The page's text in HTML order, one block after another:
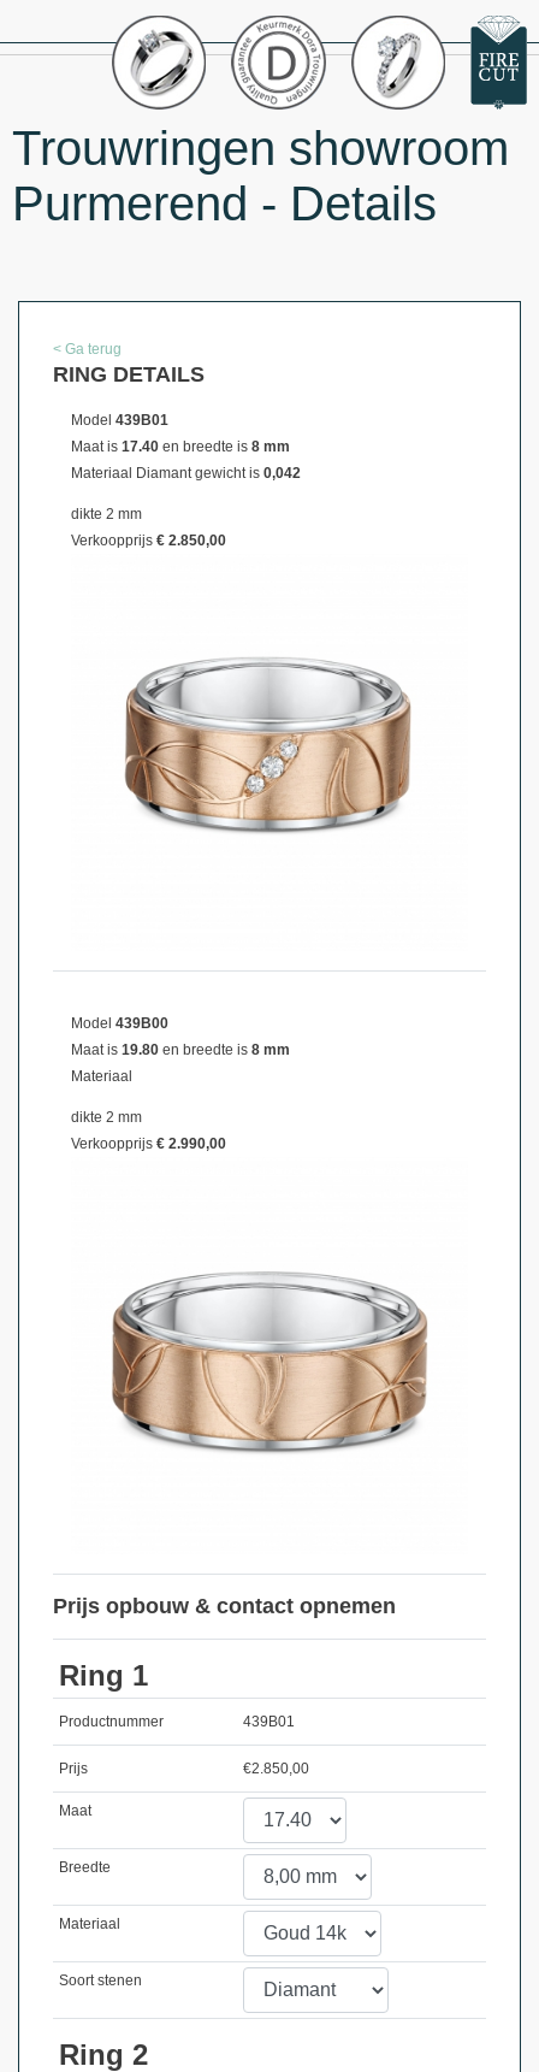
Trouwringen showroom
Purmerend - Details
< Ga terug
RING DETAILS
Model 439B01
Maat is 17.40 en breedte is 8 mm
Materiaal Diamant gewicht is 0,042
dikte 2 mm
Verkoopprijs € 2.850,00
Model 439B00
Maat is 19.80 en breedte is 8 mm
Materiaal
dikte 2 mm
Verkoopprijs € 2.990,00
Prijs opbouw & contact opnemen
Ring 1
Productnummer 439B01
Prijs €2.850,00
Maat
Breedte
Materiaal
Soort stenen
Ring 2